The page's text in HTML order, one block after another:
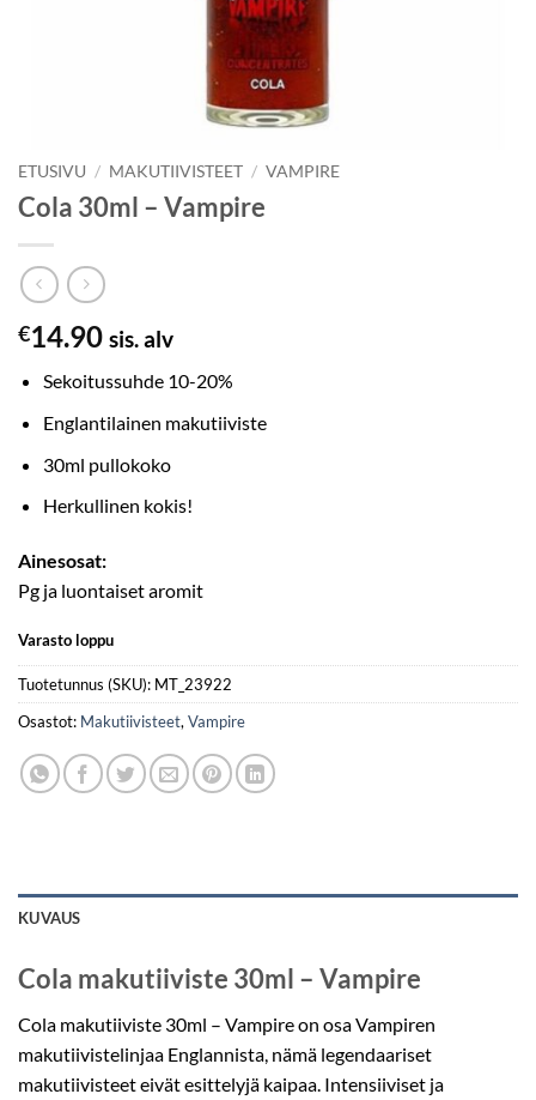
ETUSIVU / MAKUTIIVISTEET / VAMPIRE
Cola 30ml – Vampire
€14.90 sis. alv
Sekoitussuhde 10-20%
Englantilainen makutiiviste
30ml pullokoko
Herkullinen kokis!
Ainesosat:
Pg ja luontaiset aromit
Varasto loppu
Tuotetunnus (SKU): MT_23922
Osastot: Makutiivisteet, Vampire
KUVAUS
Cola makutiiviste 30ml – Vampire
Cola makutiiviste 30ml – Vampire on osa Vampiren
makutiivistelinjaa Englannista, nämä legendaariset
makutiivisteet eivät esittelyjä kaipaa. Intensiiviset ja